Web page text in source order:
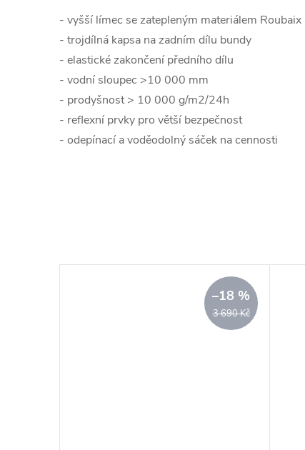
- vyšší límec se zatepleným materiálem Roubaix
- trojdílná kapsa na zadním dílu bundy
- elastické zakončení předního dílu
- vodní sloupec >10 000 mm
- prodyšnost > 10 000 g/m2/24h
- reflexní prvky pro větší bezpečnost
- odepínací a voděodolný sáček na cennosti
3 690 Kč
–18 %